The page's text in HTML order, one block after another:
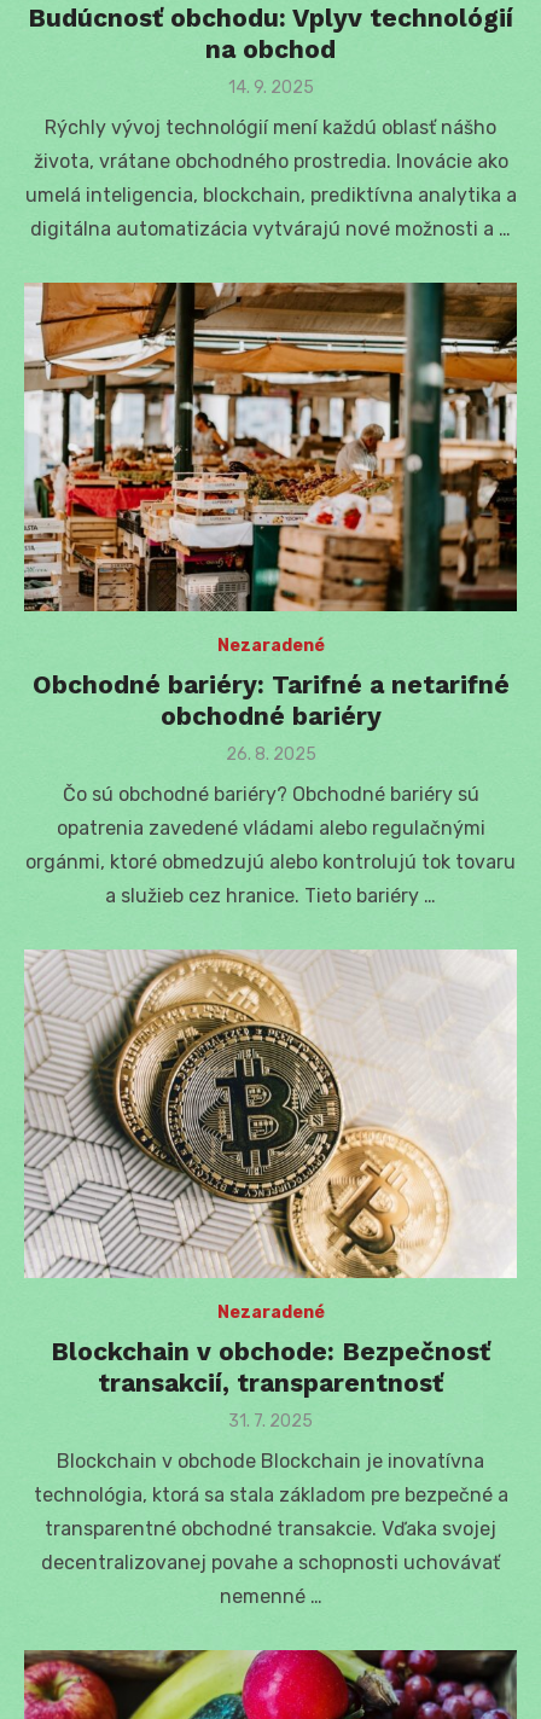
Budúcnosť obchodu: Vplyv technológií
na obchod
Posted
14. 9. 2025
Rýchly vývoj technológií mení každú oblasť nášho
života, vrátane obchodného prostredia. Inovácie ako
umelá inteligencia, blockchain, prediktívna analytika a
digitálna automatizácia vytvárajú nové možnosti a …
Nezaradené
Obchodné bariéry: Tarifné a netarifné
obchodné bariéry
Posted
26. 8. 2025
Čo sú obchodné bariéry? Obchodné bariéry sú
opatrenia zavedené vládami alebo regulačnými
orgánmi, ktoré obmedzujú alebo kontrolujú tok tovaru
a služieb cez hranice. Tieto bariéry …
Nezaradené
Blockchain v obchode: Bezpečnosť
transakcií, transparentnosť
Posted
31. 7. 2025
Blockchain v obchode Blockchain je inovatívna
technológia, ktorá sa stala základom pre bezpečné a
transparentné obchodné transakcie. Vďaka svojej
decentralizovanej povahe a schopnosti uchovávať
nemenné …